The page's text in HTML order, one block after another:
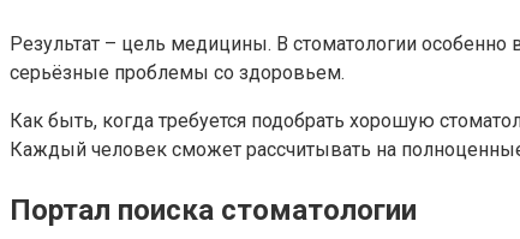
Результат – цель медицины. В стоматологии
серьёзные проблемы со здоровьем.
Как быть, когда требуется подобрать хорошую
Каждый человек сможет рассчитывать на
Портал поиска стоматологии